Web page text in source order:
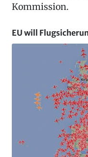
Kommission.
EU will